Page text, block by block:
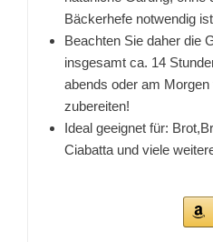
Bäckerhefe notwendig
Beachten Sie daher die
insgesamt ca. 14
abends oder am Morgen
zubereiten!
Ideal geeignet für:
Ciabatta und viele